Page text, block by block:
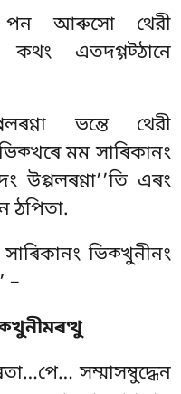
পন আৰুসো থেরী
কথং এতদগ্গট্ঠানে
ভন্তে থেরী
মম সাৰিকানং
উপ্পলৰণ্ণা’’তি এৰং
ঠপিতা.
ভিক্খুনীনং
–
সম্মাসম্বুদ্ধেন